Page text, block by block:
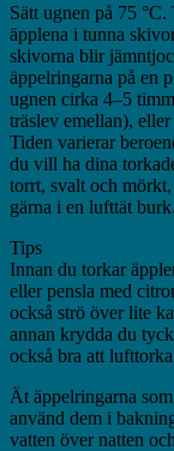
Sätt ugnen på 75
äpplena i tunna
skivorna blir
äppelringarna på en
ugnen cirka 4–5
träslev emellan),
Tiden varierar
du vill ha dina
torrt, svalt och mörkt,
gärna i en lufttät burk.
Tips
Innan du torkar
eller pensla med
också strö över lite
annan krydda du
också bra att
Ät äppelringarna
använd dem i
vatten över natten